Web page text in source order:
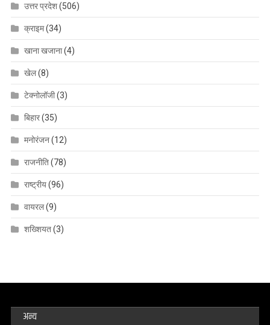
उत्तर प्रदेश(506)
क्राइम(34)
खाना खजाना(4)
खेल(8)
टेक्नोलॉजी(3)
बिहार(35)
मनोरंजन(12)
राजनीति(78)
राष्ट्रीय(96)
वायरल(9)
शख्शियत(3)
अन्य